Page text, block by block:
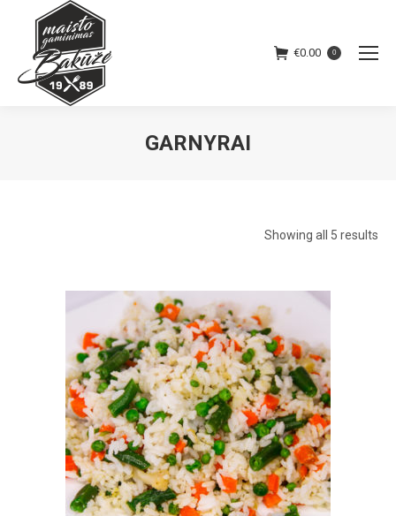
€0.00 0
GARNYRAI
Showing all 5 results